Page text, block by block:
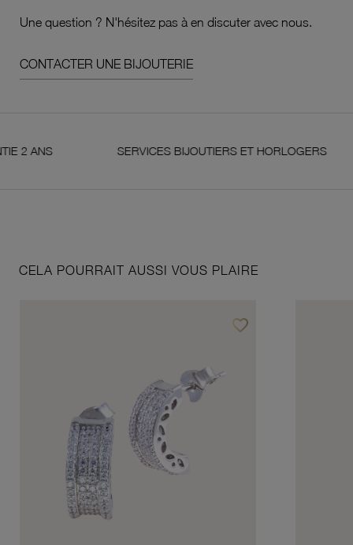
Une question ? N'hésitez pas à en discuter avec nous.
CONTACTER UNE BIJOUTERIE
SERVICES BIJOUTIERS ET HORLOGERS
CELA POURRAIT AUSSI VOUS PLAIRE
favorite_borderAjouter à vos favoris